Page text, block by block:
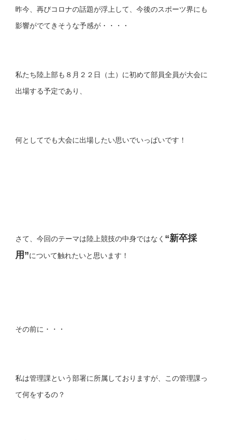
昨今、再びコロナの話題が浮上して、今後のスポーツ界にも
影響がでてきそうな予感が・・・・
私たち陸上部も８月２２日（土）に初めて部員全員が大会に
出場する予定であり、
何としてでも大会に出場したい思いでいっぱいです！
さて、今回のテーマは陸上競技の中身ではなく “新卒採
用”について触れたいと思います！
その前に・・・
私は管理課という部署に所属しておりますが、この管理課っ
て何をするの？